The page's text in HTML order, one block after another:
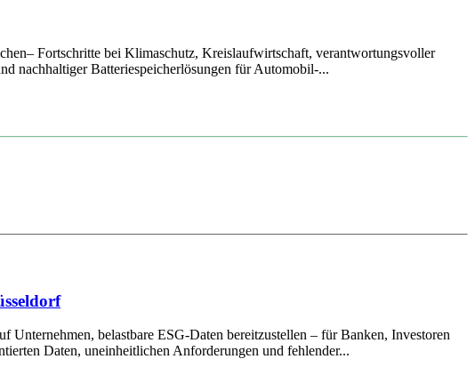
Fortschritte bei Klimaschutz, Kreislaufwirtschaft, verantwortungsvoller
nachhaltiger Batteriespeicherlösungen für Automobil-...
belastbare ESG-Daten bereitzustellen – für Banken, Investoren
Daten, uneinheitlichen Anforderungen und fehlender...